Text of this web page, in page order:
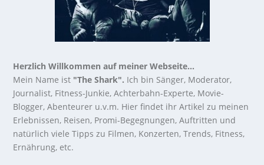
Herzlich Willkommen auf meiner Webseite...
Mein Name ist "The Shark". Ich bin Sänger, Moderator,
Journalist, Fitness-Junkie, Achterbahn-Experte, Movie-
Blogger, Abenteurer u.v.m. Hier findet ihr Artikel zu meinen
Erlebnissen, Reisen, Promi-Begegnungen, Auftritten und
natürlich viele Tipps zu Filmen, Konzerten, Trends, Fitness,
Ernährung, etc.